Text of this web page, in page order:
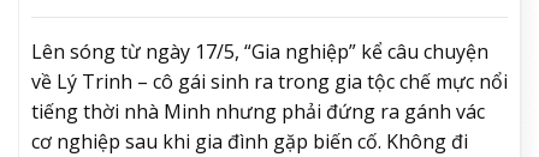
Lên sóng từ ngày 17/5, “Gia nghiệp” kể câu chuyện
về Lý Trinh – cô gái sinh ra trong gia tộc chế mực nổi
tiếng thời nhà Minh nhưng phải đứng ra gánh vác
cơ nghiệp sau khi gia đình gặp biến cố. Không đi